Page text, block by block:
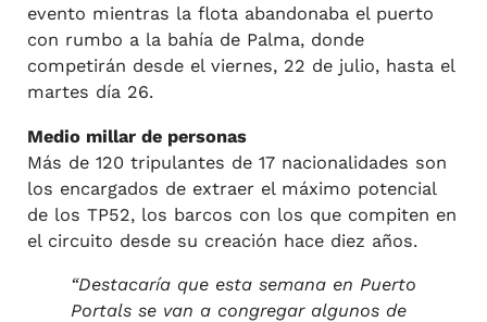
evento mientras la flota abandonaba el puerto
con rumbo a la bahía de Palma, donde
competirán desde el viernes, 22 de julio, hasta el
martes día 26.
Medio millar de personas
Más de 120 tripulantes de 17 nacionalidades son
los encargados de extraer el máximo potencial
de los TP52, los barcos con los que compiten en
el circuito desde su creación hace diez años.
“Destacaría que esta semana en Puerto
Portals se van a congregar algunos de